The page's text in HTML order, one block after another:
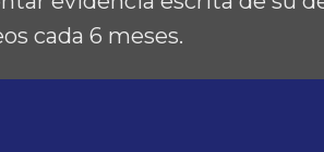
cada 6 meses.